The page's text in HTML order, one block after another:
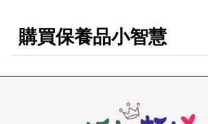
購買保養品小智慧